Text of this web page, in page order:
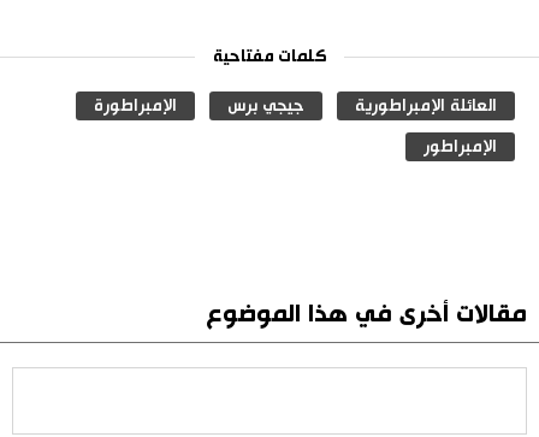
كلمات مفتاحية
العائلة الإمبراطورية جيجي برس الإمبراطورة
الإمبراطور
مقالات أخرى في هذا الموضوع